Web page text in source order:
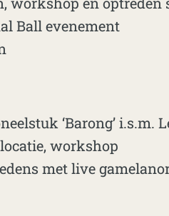
Ball evenement
‘Barong’ i.s.m.
workshop
met live